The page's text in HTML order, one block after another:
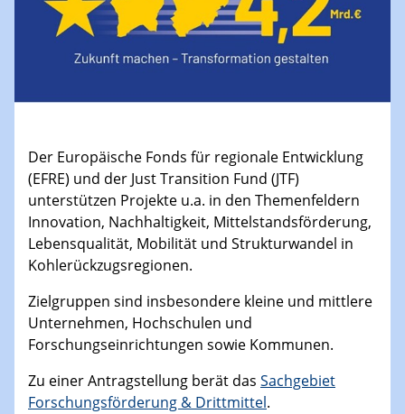
Der Europäische Fonds für regionale Entwicklung
(EFRE) und der Just Transition Fund (JTF)
unterstützen Projekte u.a. in den Themenfeldern
Innovation, Nachhaltigkeit, Mittelstandsförderung,
Lebensqualität, Mobilität und Strukturwandel in
Kohlerückzugsregionen.
Zielgruppen sind insbesondere kleine und mittlere
Unternehmen, Hochschulen und
Forschungseinrichtungen sowie Kommunen.
Zu einer Antragstellung berät das Sachgebiet
Forschungsförderung & Drittmittel.